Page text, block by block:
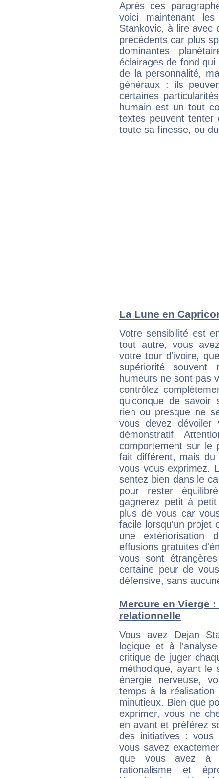
Après ces
voici maintenant
Stankovic, à lire avec
précédents car plus
dominantes
éclairages de fond
de la personnalité,
généraux : ils
certaines
humain est un tout
textes peuvent tenter
toute sa finesse, ou
La Lune en
Votre sensibilité est
tout autre, vous
votre tour d'ivoire,
supériorité souvent
humeurs ne sont pas
contrôlez
quiconque de savoir
rien ou presque ne
vous devez
démonstratif.
comportement sur le
fait différent, mais du
vous vous exprimez.
sentez bien dans le
pour rester
gagnerez petit à
plus de vous car
facile lorsqu'un projet
une extériorisation
effusions gratuites
vous sont
certaine peur de
défensive, sans
Mercure en Vierge
relationnelle
Vous avez Dejan
logique et à
critique de juger
méthodique, ayant le
énergie nerveuse,
temps à la réalisation
minutieux. Bien que
exprimer, vous ne
en avant et préférez
des initiatives : vous
vous savez
que vous avez à
rationalisme et